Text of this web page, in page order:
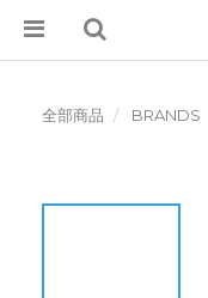
全部商品 BRANDS